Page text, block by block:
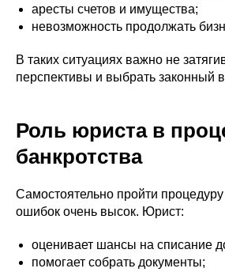
аресты счетов и имущества;
невозможность продолжать
В таких ситуациях важно не
перспективы и выбрать законный
Роль юриста в
банкротства
Самостоятельно пройти
ошибок очень высок. Юрист:
оценивает шансы на списание
помогает собрать документы;